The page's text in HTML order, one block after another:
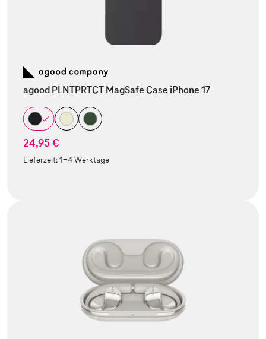
agood PLNTPRTCT MagSafe Case iPhone 17
24,95 €
Lieferzeit:1-4 Werktage